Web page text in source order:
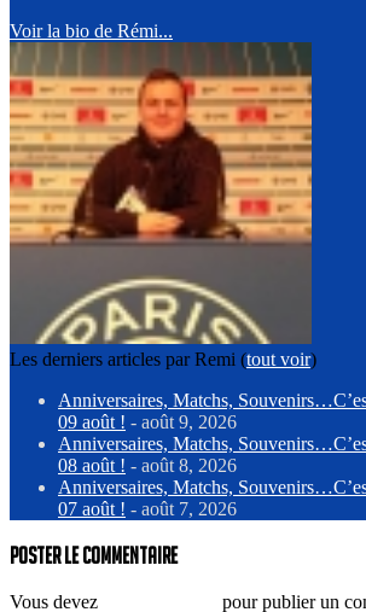
Voir la bio de Rémi...
Les derniers articles par Remi (tout voir)
Anniversaires, Matchs,
09 août ! - août 9, 2026
Anniversaires, Matchs,
08 août ! - août 8, 2026
Anniversaires, Matchs,
07 août ! - août 7, 2026
Poster le commentaire
Vous devez pour publier un